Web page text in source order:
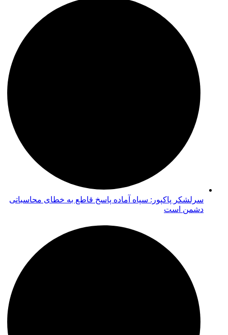
سرلشکر پاکپور: سپاه آماده پاسخ قاطع به خطای محاسباتی
دشمن است